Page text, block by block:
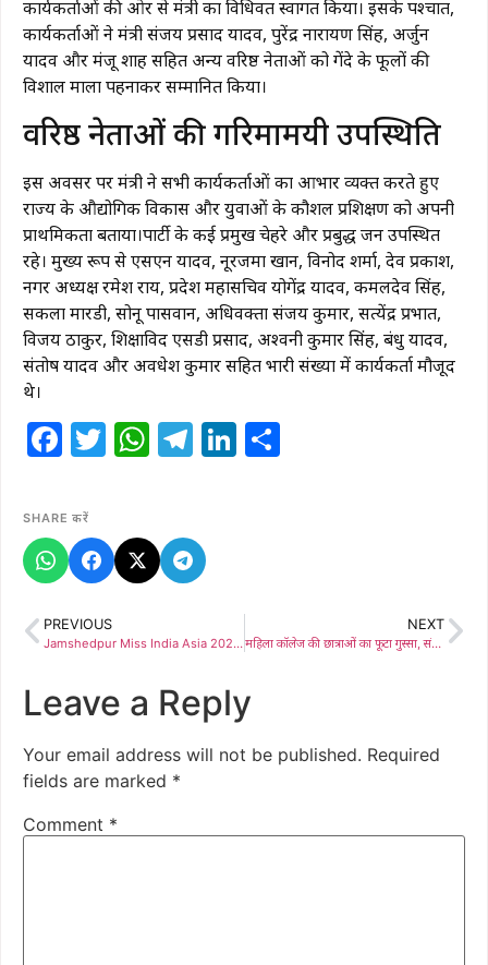
कार्यकर्ताओं की ओर से मंत्री का विधिवत स्वागत किया। इसके पश्चात,
कार्यकर्ताओं ने मंत्री संजय प्रसाद यादव, पुरेंद्र नारायण सिंह, अर्जुन
यादव और मंजू शाह सहित अन्य वरिष्ठ नेताओं को गेंदे के फूलों की
विशाल माला पहनाकर सम्मानित किया।
​वरिष्ठ नेताओं की गरिमामयी उपस्थिति
इस अवसर पर मंत्री ने सभी कार्यकर्ताओं का आभार व्यक्त करते हुए
राज्य के औद्योगिक विकास और युवाओं के कौशल प्रशिक्षण को अपनी
प्राथमिकता बताया।पार्टी के कई प्रमुख चेहरे और प्रबुद्ध जन उपस्थित
रहे। मुख्य रूप से एसएन यादव, नूरजमा खान, विनोद शर्मा, देव प्रकाश,
नगर अध्यक्ष रमेश राय, प्रदेश महासचिव योगेंद्र यादव, कमलदेव सिंह,
सकला मारडी, सोनू पासवान, अधिवक्ता संजय कुमार, सत्येंद्र प्रभात,
विजय ठाकुर, शिक्षाविद एसडी प्रसाद, अश्वनी कुमार सिंह, बंधु यादव,
संतोष यादव और अवधेश कुमार सहित भारी संख्या में कार्यकर्ता मौजूद
थे।
Facebook
Twitter
WhatsApp
Telegram
LinkedIn
SHARE करें
PREVIOUS
Jamshedpur Miss India Asia 2026: आदित्यपुर में ‘मिस इंडिया एशिया 2026’ का आगाज़: 16 मई से होटल क्रूज़ में सजेगा ग्लैमर का महामंच
NEXT
महिला कॉलेज की छात्राओं का फूटा गुस्सा, संकाय स्थानांतरण फैसले के खिलाफ जोरदार प्रदर्शन
Leave a Reply
Your email address will not be published. Required
fields are marked *
Comment *